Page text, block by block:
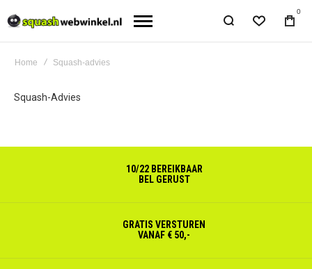
0
Home Squash-advies
Squash-Advies
10/22 BEREIKBAAR
BEL GERUST
GRATIS VERSTUREN
VANAF € 50,-